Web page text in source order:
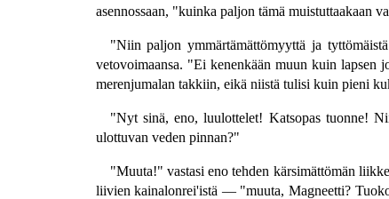
asennossaan, "kuinka paljon tämä muistuttaakaan
"Niin paljon ymmärtämättömyyttä ja
vetovoimaansa. "Ei kenenkään muun kuin lapsen
merenjumalan takkiin, eikä niistä tulisi kuin pieni
"Nyt sinä, eno, luulottelet! Katsopas tuonne!
ulottuvan veden pinnan?"
"Muuta!" vastasi eno tehden kärsimättömän
liivien kainalonrei'istä — "muuta, Magneetti?